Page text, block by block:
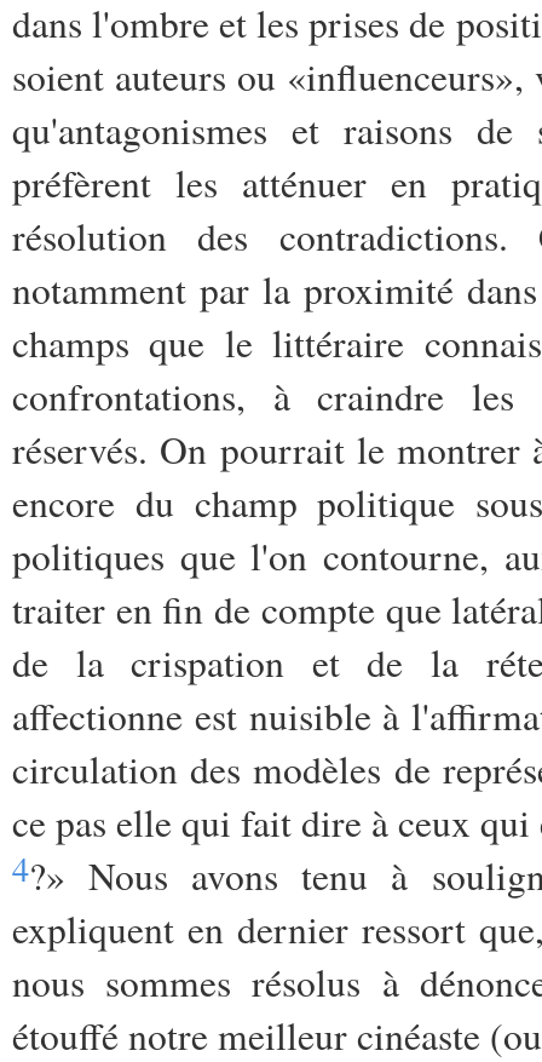
dans l'ombre et les prises de
soient auteurs ou
qu'antagonismes et raisons
préfèrent les atténuer en
résolution des
notamment par la proximité
champs que le littéraire
confrontations, à craindre les
réservés. On pourrait le
encore du champ politique
politiques que l'on contourne,
traiter en fin de compte que
de la crispation et de la
affectionne est nuisible à
circulation des modèles de
ce pas elle qui fait dire à ceux
4?» Nous avons tenu à
expliquent en dernier ressort
nous sommes résolus à
étouffé notre meilleur cinéaste